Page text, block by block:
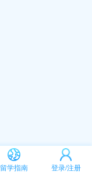
留学指南 登录/注册